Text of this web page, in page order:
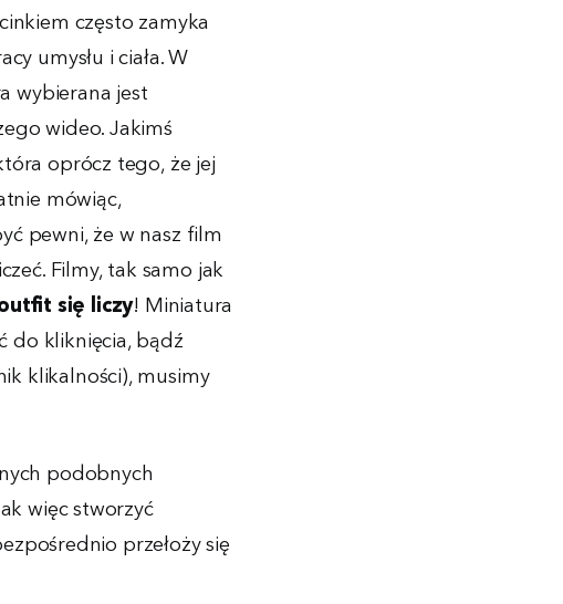
często zamyka
umysłu i ciała. W
wybierana jest
wideo. Jakimś
oprócz tego, że jej
mówiąc,
pewni, że w nasz film
Filmy, tak samo jak
się liczy! Miniatura
do kliknięcia, bądź
klikalności), musimy
podobnych
więc stworzyć
przełoży się